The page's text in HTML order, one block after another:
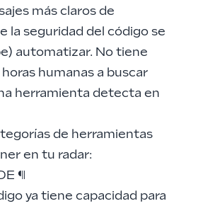
más claros de
la seguridad del código se
automatizar. No tiene
humanas a buscar
herramienta detecta en
de herramientas
en tu radar:
¶
ya tiene capacidad para